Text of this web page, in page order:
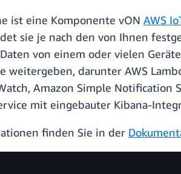
ist eine Komponente vON AWS
sie je nach den von Ihnen
von einem oder vielen
weitergeben, darunter AWS
Amazon Simple Notification
mit eingebauter Kibana-
finden Sie in der